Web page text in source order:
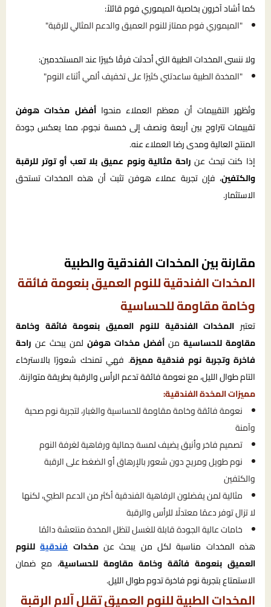
كما أشاد آخرون بخاصية الميموري فوم قائلاً:
"الميموري فوم ممتاز للنوم العميق والدعم المثالي للرقبة"
ولا ننسى المخدات الطبية التي أحدثت فرقًا كبيرًا عند المستخدمين:
"المخدة الطبية ساعدتني كثيرًا على تخفيف ألمي أثناء النوم"
وتُظهر التقييمات أن معظم العملاء منحواأفضل مخدات هوفن
تقييمات تتراوح بين أربعة ونصف إلى خمسة نجوم، مما يعكس جودة
المنتج العالية ومدى رضا العملاء عنه.
إذا كنت تبحث عن راحة مثالية ونوم عميق بلا تعب أو توتر للرقبة
والكتفين، فإن تجربة عملاء هوفن تثبت أن هذه المخدات تستحق
الاستثمار.
مقارنة بين المخدات الفندقية والطبية
المخدات الفندقية للنوم العميق بنعومة فائقة
وخامة مقاومة للحساسية
تعتبر المخدات الفندقية للنوم العميق بنعومة فائقة وخامة
مقاومة للحساسية من أفضل مخدات هوفن لمن يبحث عن راحة
فاخرة وتجربة نوم فندقية مميزة. فهي تمنحك شعورًا بالاسترخاء
التام طوال الليل، مع نعومة فائقة تدعم الرأس والرقبة بطريقة متوازنة.
مميزات المخدة الفندقية:
نعومة فائقة وخامة مقاومة للحساسية والغبار، لتجربة نوم صحية
وآمنة
تصميم فاخر وأنيق يضيف لمسة جمالية ورفاهية لغرفة النوم
نوم طويل ومريح دون شعور بالإرهاق أو الضغط على الرقبة
والكتفين
مثالية لمن يفضلون الرفاهية الفندقية أكثر من الدعم الطبي، لكنها
لا تزال توفر دعمًا معتدلًا للرأس والرقبة
خامات عالية الجودة قابلة للغسل لتظل المخدة منتعشة دائمًا
هذه المخدات مناسبة لكل من يبحث عنمخداتفندقيةللنوم
العميق بنعومة فائقة وخامة مقاومة للحساسية، مع ضمان
الاستمتاع بتجربة نوم فاخرة تدوم طوال الليل.
المخدات الطبية للنوم العميق تقلل آلام الرقبة